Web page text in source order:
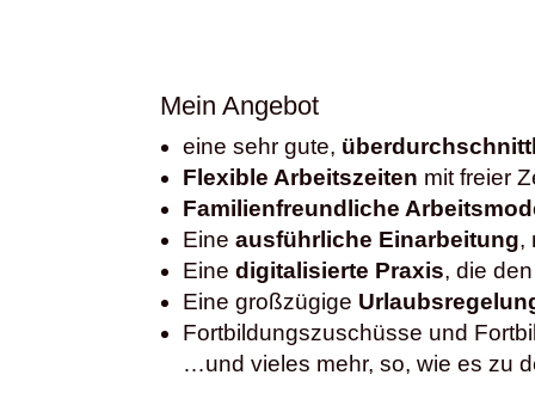
Mein Angebot
eine sehr gute,
Flexible Arbeitszeiten mit freier
Familienfreundliche
Eineausführliche Einarbeitung,
Einedigitalisierte Praxis, die
Eine großzügige
Fortbildungszuschüsse und
…und vieles mehr, so, wie es zu